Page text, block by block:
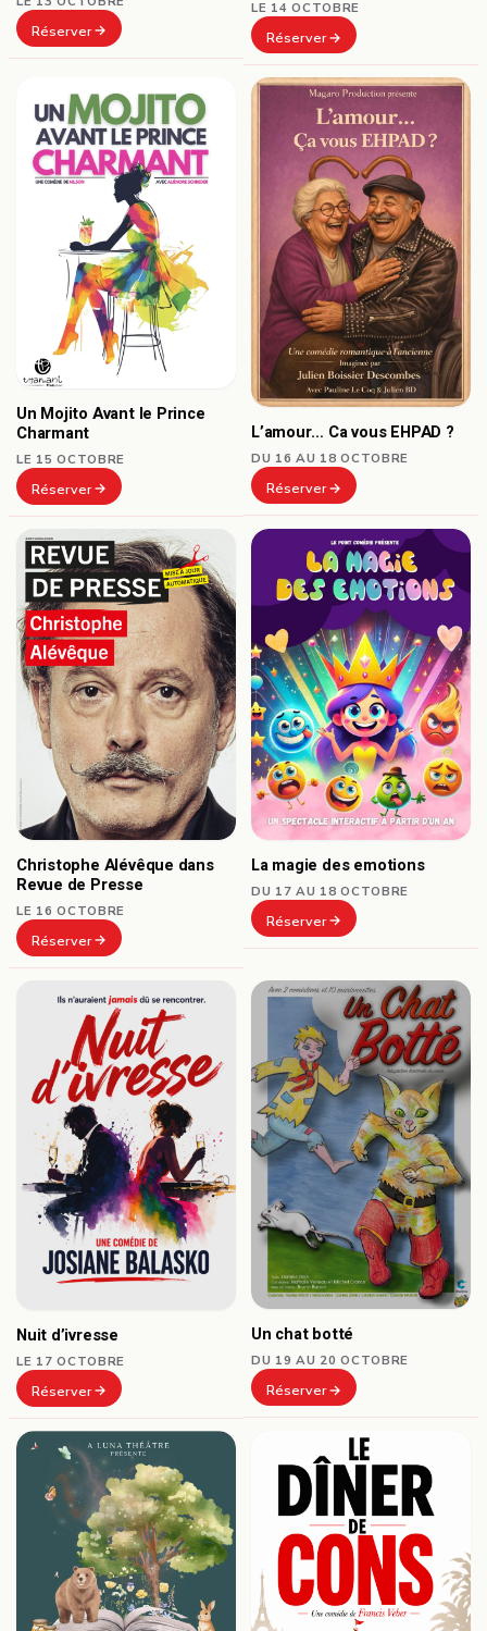
Réserver
LE 14 OCTOBRE
Réserver
Un Mojito Avant le Prince
Charmant
LE 15 OCTOBRE
Réserver
L’amour… Ca vous EHPAD ?
DU 16 AU 18 OCTOBRE
Réserver
Christophe Alévêque dans
Revue de Presse
LE 16 OCTOBRE
Réserver
La magie des emotions
DU 17 AU 18 OCTOBRE
Réserver
Nuit d’ivresse
LE 17 OCTOBRE
Réserver
Un chat botté
DU 19 AU 20 OCTOBRE
Réserver